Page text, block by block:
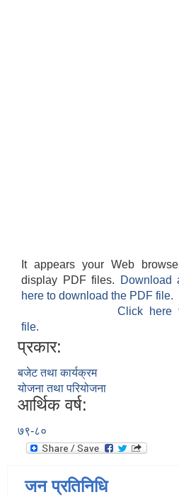
It appears your Web
display PDF files.
Download
here to download the PDF file.
Click here
file.
प्रकार:
बजेट तथा कार्यक्रम
योजना तथा परियोजना
आर्थिक वर्ष:
७९-८०
जन प्रतिनिधि